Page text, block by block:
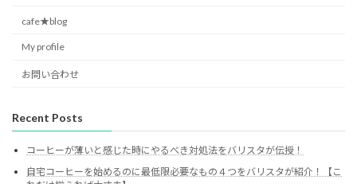
cafe★blog
My profile
お問い合わせ
Recent Posts
コーヒーが薄いと感じた時にやるべき対処法をバリスタが伝授！
自宅コーヒーを始めるのに最低限必要なもの４つをバリスタが紹介！【こ